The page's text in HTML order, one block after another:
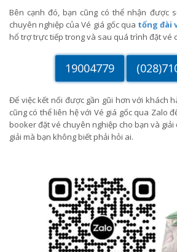
Bên cạnh đó, bạn cũng có thể nhận được
chuyên nghiệp của Vé giá gốc qua tổng đài
hổ trợ trực tiếp trong và sau quá trình đặt vé
19004779
Để việc kết nối được gần gũi hơn với khách
cũng có thể liên hệ với Vé giá gốc qua Zalo
booker đặt vé chuyên nghiệp cho bạn và
giải mà bạn không biết phải hỏi ai.